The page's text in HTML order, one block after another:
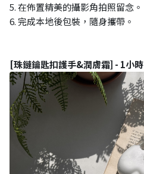
5. 在佈置精美的攝影角拍照留念。
6. 完成本地後包裝，隨身攜帶。
[珠鏈鑰匙扣護手&潤膚霜] - 1小時